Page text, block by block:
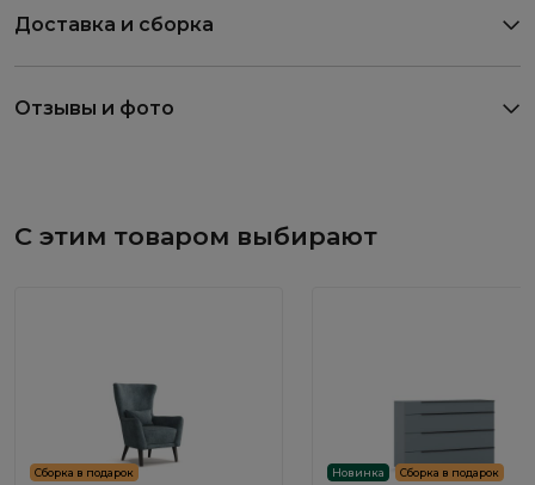
Доставка и сборка
Отзывы и фото
С этим товаром выбирают
Сборка в подарок Новинка Сборка в подарок